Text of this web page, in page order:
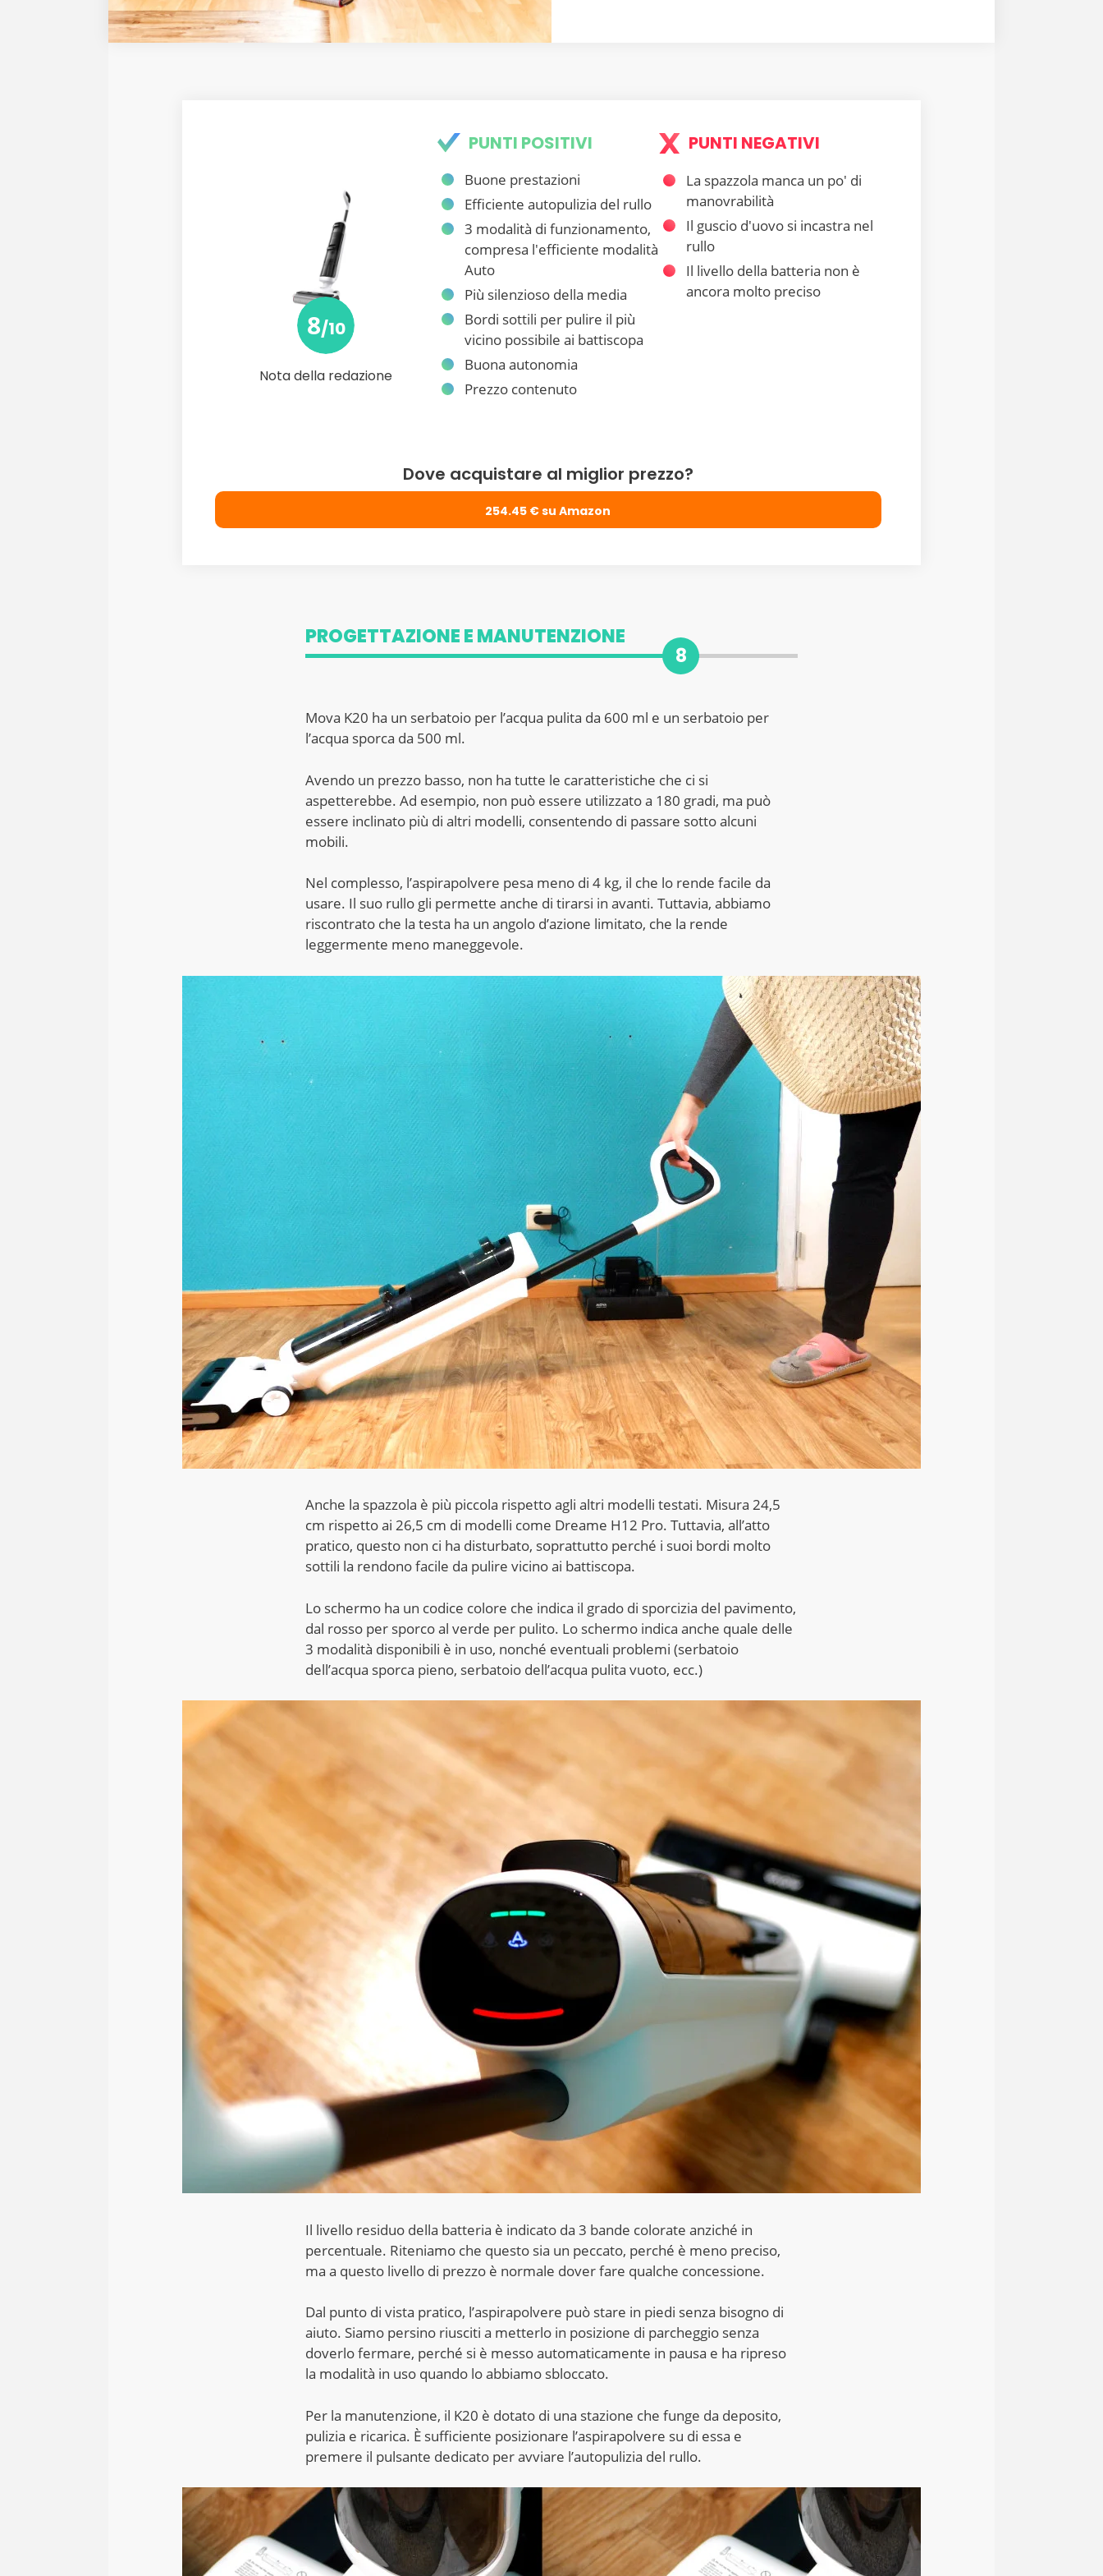
8/10
Nota della redazione
Dove acquistare al miglior prezzo?
254.45 € su Amazon
PUNTI POSITIVI
Buone prestazioni
Efficiente autopulizia del rullo
3 modalità di funzionamento,
compresa l'efficiente modalità
Auto
Più silenzioso della media
Bordi sottili per pulire il più
vicino possibile ai battiscopa
Buona autonomia
Prezzo contenuto
PUNTI NEGATIVI
La spazzola manca un po' di
manovrabilità
Il guscio d'uovo si incastra nel
rullo
Il livello della batteria non è
ancora molto preciso
PROGETTAZIONE E MANUTENZIONE
8
Mova K20 ha un serbatoio per l’acqua pulita da 600 ml e un serbatoio per
l’acqua sporca da 500 ml.
Avendo un prezzo basso, non ha tutte le caratteristiche che ci si
aspetterebbe. Ad esempio, non può essere utilizzato a 180 gradi, ma può
essere inclinato più di altri modelli, consentendo di passare sotto alcuni
mobili.
Nel complesso, l’aspirapolvere pesa meno di 4 kg, il che lo rende facile da
usare. Il suo rullo gli permette anche di tirarsi in avanti. Tuttavia, abbiamo
riscontrato che la testa ha un angolo d’azione limitato, che la rende
leggermente meno maneggevole.
Anche la spazzola è più piccola rispetto agli altri modelli testati. Misura 24,5
cm rispetto ai 26,5 cm di modelli come Dreame H12 Pro. Tuttavia, all’atto
pratico, questo non ci ha disturbato, soprattutto perché i suoi bordi molto
sottili la rendono facile da pulire vicino ai battiscopa.
Lo schermo ha un codice colore che indica il grado di sporcizia del pavimento,
dal rosso per sporco al verde per pulito. Lo schermo indica anche quale delle
3 modalità disponibili è in uso, nonché eventuali problemi (serbatoio
dell’acqua sporca pieno, serbatoio dell’acqua pulita vuoto, ecc.)
Il livello residuo della batteria è indicato da 3 bande colorate anziché in
percentuale. Riteniamo che questo sia un peccato, perché è meno preciso,
ma a questo livello di prezzo è normale dover fare qualche concessione.
Dal punto di vista pratico, l’aspirapolvere può stare in piedi senza bisogno di
aiuto. Siamo persino riusciti a metterlo in posizione di parcheggio senza
doverlo fermare, perché si è messo automaticamente in pausa e ha ripreso
la modalità in uso quando lo abbiamo sbloccato.
Per la manutenzione, il K20 è dotato di una stazione che funge da deposito,
pulizia e ricarica. È sufficiente posizionare l’aspirapolvere su di essa e
premere il pulsante dedicato per avviare l’autopulizia del rullo.